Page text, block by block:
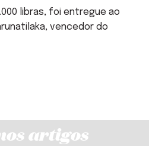
libras, foi entregue ao
vencedor do
artigos